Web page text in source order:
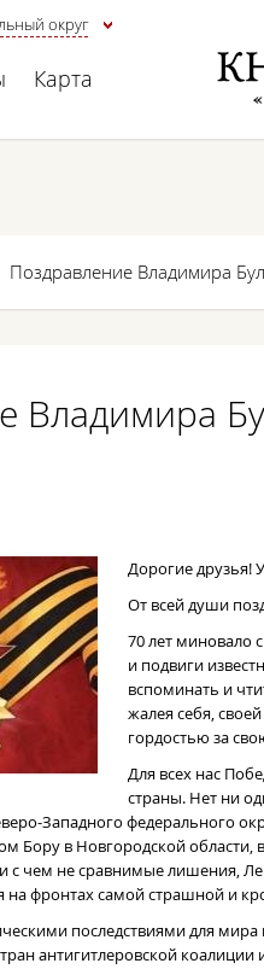
округ
Карта
Поздравление Владимира
Владимира
Дорогие друзья!
От всей души
70 лет миновало
и подвиги
вспоминать и
жалея себя,
гордостью за
Для всех нас
страны. Нет ни
Западного федерального
Бору в Новгородской
с чем не сравнимые лишения,
фронтах самой страшной и
последствиями для
антигитлеровской